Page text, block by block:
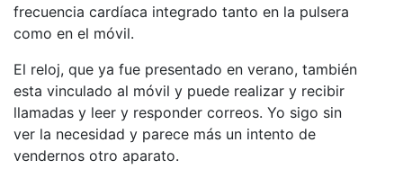
frecuencia cardíaca integrado tanto en la pulsera
como en el móvil.
El reloj, que ya fue presentado en verano, también
esta vinculado al móvil y puede realizar y recibir
llamadas y leer y responder correos. Yo sigo sin
ver la necesidad y parece más un intento de
vendernos otro aparato.